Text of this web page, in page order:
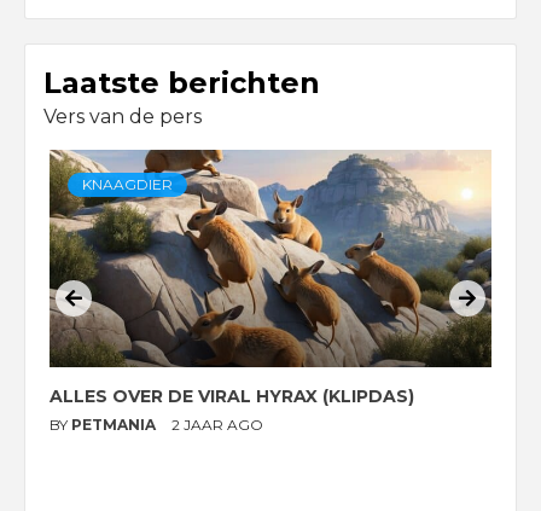
Laatste berichten
Vers van de pers
KNAAGDIER
ALLES OVER DE VIRAL HYRAX (KLIPDAS)
BY PETMANIA 2 JAAR AGO